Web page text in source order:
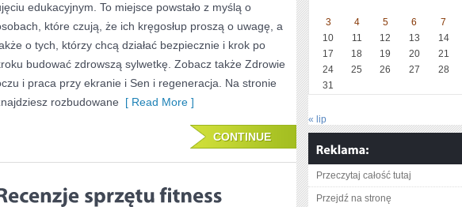
HOME
OFFICE
edukacyjnym. To miejsce powstało z myślą o
które czują, że ich kręgosłup proszą o uwagę, a
o tych, którzy chcą działać bezpiecznie i krok po
budować zdrowszą sylwetkę. Zobacz także Zdrowie
i praca przy ekranie i Sen i regeneracja. Na stronie
rozbudowane [ Read More ]
CONTINUE
3
4 5 6 7
10
11 12 13 14
17
18 19 20 21
24
25 26 27 28
31
« lip
Przeczytaj całość tutaj
Przejdź na stronę